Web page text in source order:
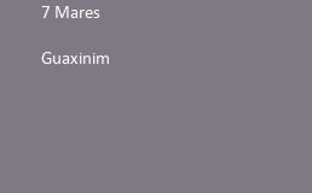
7 Mares
Guaxinim